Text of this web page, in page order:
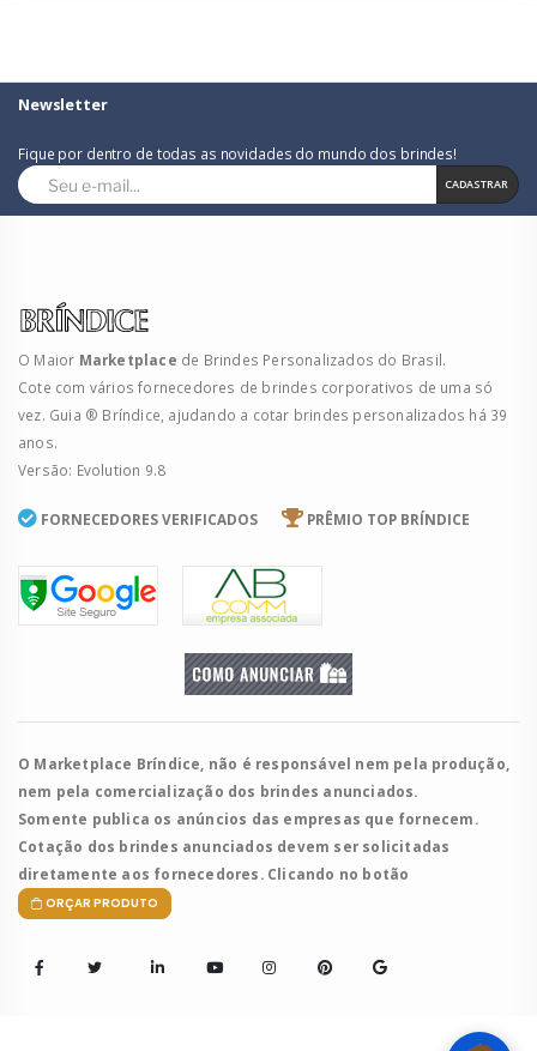
Newsletter
Fique por dentro de todas as novidades do mundo dos brindes!
CADASTRAR
O Maior Marketplace de Brindes Personalizados do Brasil.
Cote com vários fornecedores de brindes corporativos de uma só
vez. Guia ® Bríndice, ajudando a cotar brindes personalizados há 39
anos.
Versão: Evolution 9.8
FORNECEDORES VERIFICADOS PRÊMIO TOP BRÍNDICE
O Marketplace Bríndice, não é responsável nem pela produção,
nem pela comercialização dos brindes anunciados.
Somente publica os anúncios das empresas que fornecem.
Cotação dos brindes anunciados devem ser solicitadas
diretamente aos fornecedores. Clicando no botão
ORÇAR PRODUTO